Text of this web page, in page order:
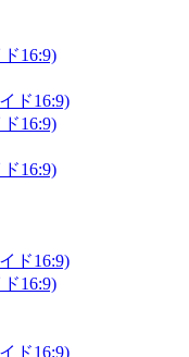
16:9)
ド16:9)
16:9)
16:9)
ド16:9)
16:9)
ド16:9)